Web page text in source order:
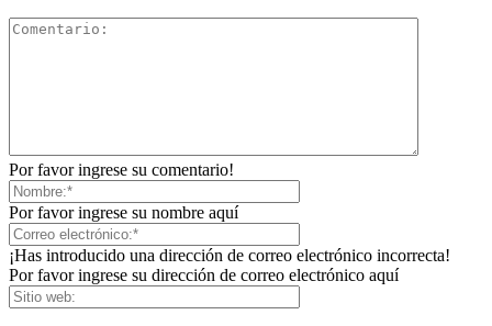
Por favor ingrese su comentario!
Por favor ingrese su nombre aquí
¡Has introducido una dirección de correo electrónico incorrecta!
Por favor ingrese su dirección de correo electrónico aquí